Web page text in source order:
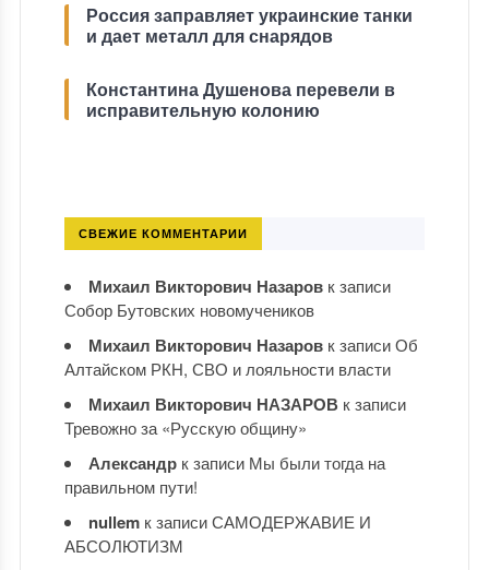
Россия заправляет украинские танки
и дает металл для снарядов
Константина Душенова перевели в
исправительную колонию
СВЕЖИЕ КОММЕНТАРИИ
Михаил Викторович Назаровк записи
Собор Бутовских новомучеников
Михаил Викторович Назаровк записиОб
Алтайском РКН, СВО и лояльности власти
Михаил Викторович НАЗАРОВ к записи
Тревожно за «Русскую общину»
Александрк записи Мы были тогда на
правильном пути!
nullemк записиСАМОДЕРЖАВИЕ И
АБСОЛЮТИЗМ